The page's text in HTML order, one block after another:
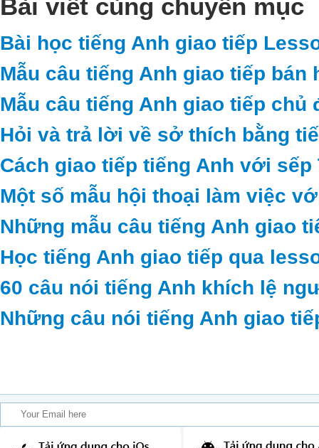
Bài viết cùng chuyên mục
Bài học tiếng Anh giao tiếp
Mẫu câu tiếng Anh giao tiếp bán
Mẫu câu tiếng Anh giao tiếp
Hỏi và trả lời về sở thích bằng
Cách giao tiếp tiếng Anh với sếp
Một số mẫu hội thoại làm việc
Những mẫu câu tiếng Anh giao
Học tiếng Anh giao tiếp qua
60 câu nói tiếng Anh khích lệ
Những câu nói tiếng Anh giao